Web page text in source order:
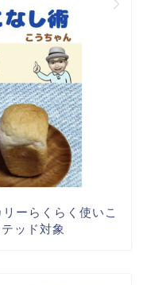
ーらくらく使いこ
ッド対象